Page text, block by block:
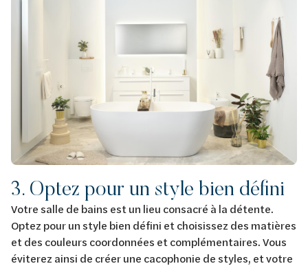
3. Optez pour un style bien défini
Votre salle de bains est un lieu consacré à la détente.
Optez pour un style bien défini et choisissez des matières
et des couleurs coordonnées et complémentaires. Vous
éviterez ainsi de créer une cacophonie de styles, et votre